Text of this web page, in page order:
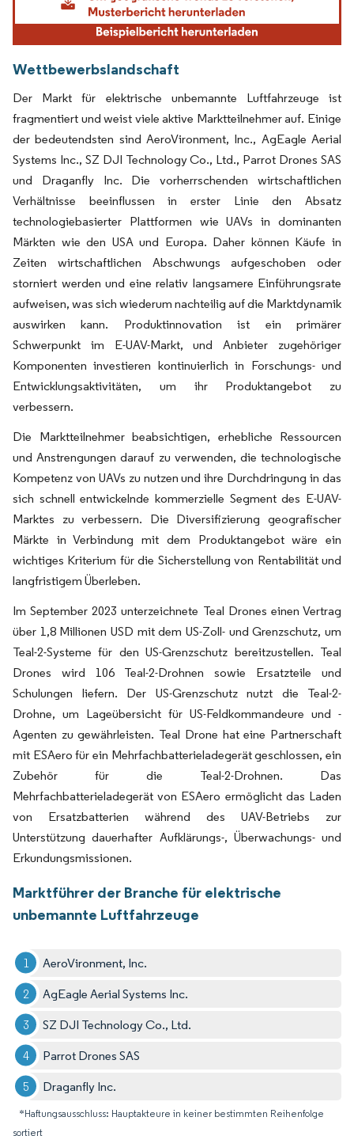
Wettbewerbslandschaft
Der Markt für elektrische unbemannte Luftfahrzeuge ist
fragmentiert und weist viele aktive Marktteilnehmer auf. Einige
der bedeutendsten sind AeroVironment, Inc., AgEagle Aerial
Systems Inc., SZ DJI Technology Co., Ltd., Parrot Drones SAS
und Draganfly Inc. Die vorherrschenden wirtschaftlichen
Verhältnisse beeinflussen in erster Linie den Absatz
technologiebasierter Plattformen wie UAVs in dominanten
Märkten wie den USA und Europa. Daher können Käufe in
Zeiten wirtschaftlichen Abschwungs aufgeschoben oder
storniert werden und eine relativ langsamere Einführungsrate
aufweisen, was sich wiederum nachteilig auf die Marktdynamik
auswirken kann. Produktinnovation ist ein primärer
Schwerpunkt im E-UAV-Markt, und Anbieter zugehöriger
Komponenten investieren kontinuierlich in Forschungs- und
Entwicklungsaktivitäten, um ihr Produktangebot zu
verbessern.
Die Marktteilnehmer beabsichtigen, erhebliche Ressourcen
und Anstrengungen darauf zu verwenden, die technologische
Kompetenz von UAVs zu nutzen und ihre Durchdringung in das
sich schnell entwickelnde kommerzielle Segment des E-UAV-
Marktes zu verbessern. Die Diversifizierung geografischer
Märkte in Verbindung mit dem Produktangebot wäre ein
wichtiges Kriterium für die Sicherstellung von Rentabilität und
langfristigem Überleben.
Im September 2023 unterzeichnete Teal Drones einen Vertrag
über 1,8 Millionen USD mit dem US-Zoll- und Grenzschutz, um
Teal-2-Systeme für den US-Grenzschutz bereitzustellen. Teal
Drones wird 106 Teal-2-Drohnen sowie Ersatzteile und
Schulungen liefern. Der US-Grenzschutz nutzt die Teal-2-
Drohne, um Lageübersicht für US-Feldkommandeure und -
Agenten zu gewährleisten. Teal Drone hat eine Partnerschaft
mit ESAero für ein Mehrfachbatterieladegerät geschlossen, ein
Zubehör für die Teal-2-Drohnen. Das
Mehrfachbatterieladegerät von ESAero ermöglicht das Laden
von Ersatzbatterien während des UAV-Betriebs zur
Unterstützung dauerhafter Aufklärungs-, Überwachungs- und
Erkundungsmissionen.
Marktführer der Branche für elektrische
unbemannte Luftfahrzeuge
AeroVironment, Inc.
AgEagle Aerial Systems Inc.
SZ DJI Technology Co., Ltd.
Parrot Drones SAS
Draganfly Inc.
*Haftungsausschluss: Hauptakteure in keiner bestimmten Reihenfolge
sortiert